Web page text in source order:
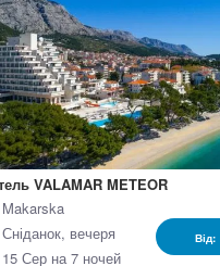
VALAMAR METEOR
Від
Makarska
Сніданок, вечеря
15 Сер на 7 ночей